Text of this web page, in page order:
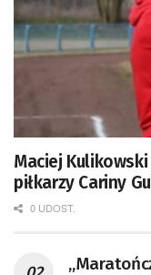
Maciej
piłkarzy Cariny
0 UDOST.